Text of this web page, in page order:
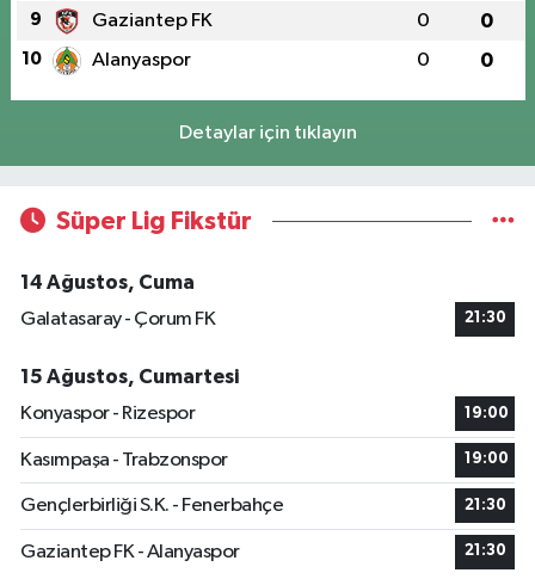
9 Gaziantep FK 0 0
10 Alanyaspor 0 0
Detaylar için tıklayın
Süper Lig Fikstür
14 Ağustos, Cuma
Galatasaray - Çorum FK
21:30
15 Ağustos, Cumartesi
Konyaspor - Rizespor
19:00
Kasımpaşa - Trabzonspor 19:00
Gençlerbirliği S.K. - Fenerbahçe 21:30
Gaziantep FK - Alanyaspor 21:30